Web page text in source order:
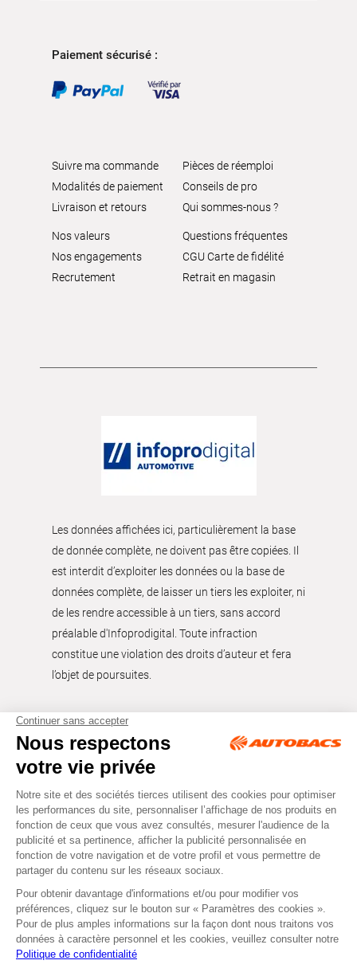
Paiement sécurisé :
Suivre ma commande
Modalités de paiement
Livraison et retours
Pièces de réemploi
Conseils de pro
Qui sommes-nous ?
Nos valeurs
Nos engagements
Recrutement
Questions fréquentes
CGU Carte de fidélité
Retrait en magasin
Les données affichées ici, particulièrement la base
de donnée complète, ne doivent pas être copiées. Il
est interdit d’exploiter les données ou la base de
données complète, de laisser un tiers les exploiter, ni
de les rendre accessible à un tiers, sans accord
préalable d'Infoprodigital. Toute infraction
constitue une violation des droits d’auteur et fera
l’objet de poursuites.
Tous droits réservés © Autobacs
Mentions légales RGPD
Cookies CGV